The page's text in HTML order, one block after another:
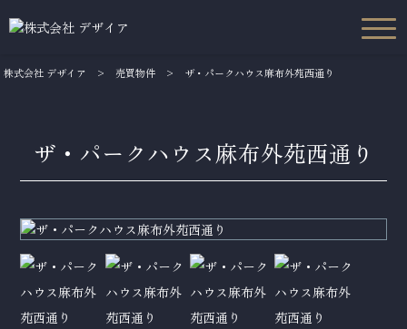
株式会社 デザイア > 売買物件 > ザ・パークハウス麻布外苑西通り
ザ・パークハウス麻布外苑西通り